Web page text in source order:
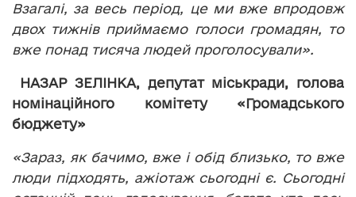
Взагалі, за весь період, це ми вже впродовж
двох тижнів приймаємо голоси громадян, то
вже понад тисяча людей проголосували».
НАЗАР ЗЕЛІНКА, депутат міськради, голова
номінаційного комітету «Громадського
бюджету»
«Зараз, як бачимо, вже і обід близько, то вже
люди підходять, ажіотаж сьогодні є. Сьогодні